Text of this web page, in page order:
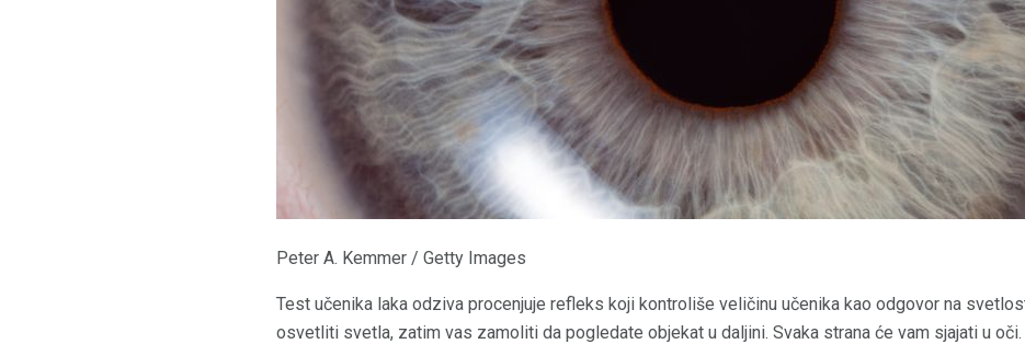
Peter A. Kemmer / Getty Images
Test učenika laka odziva procenjuje refleks koji kontroliše veličinu učenika kao odgovor na
osvetliti svetla, zatim vas zamoliti da pogledate objekat u daljini. Svaka strana će vam sjajati u